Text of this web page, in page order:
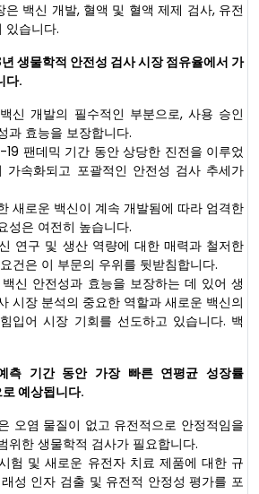
은 백신 개발, 혈액 및 혈액 제제 검사, 유전
있습니다.
생물학적 안전성 검사 시장 점유율에서 가
다.
신 개발의 필수적인 부분으로, 사용 승인
과 효능을 보장합니다.
팬데믹 기간 동안 상당한 진전을 이루었
가속화되고 포괄적인 안전성 검사 추세가
새로운 백신이 계속 개발됨에 따라 엄격한
성은 여전히 ​​높습니다.
연구 및 생산 역량에 대한 매력과 철저한
건은 이 부문의 우위를 뒷받침합니다.
신 안전성과 효능을 보장하는 데 있어 생
시장 분석의 중요한 역할과 새로운 백신의
입어 시장 기회를 선도하고 있습니다. 백
측 기간 동안 가장 빠른 연평균 성장률
예상됩니다.
오염 물질이 없고 유전적으로 안정적임을
위한 생물학적 검사가 필요합니다.
험 및 새로운 유전자 치료 제품에 대한 규
성 인자 검출 및 유전적 안정성 평가를 포